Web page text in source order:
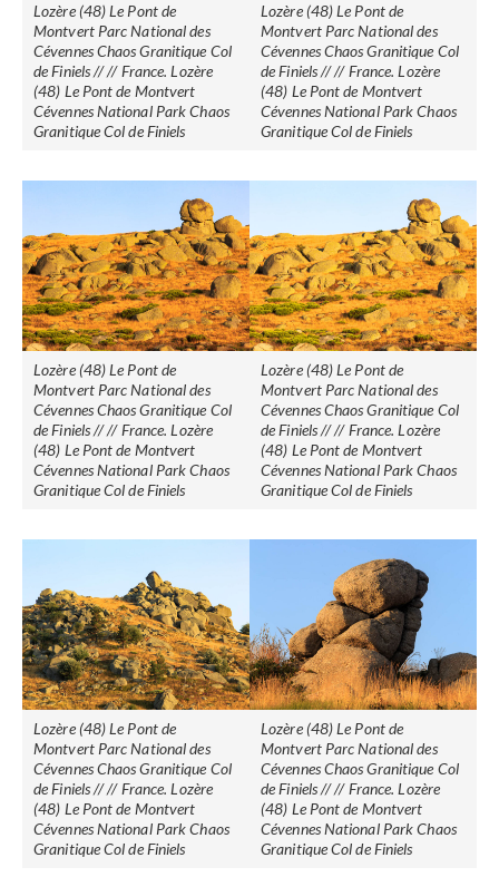
Lozère (48) Le Pont de
Montvert Parc National des
Cévennes Chaos Granitique Col
de Finiels // // France. Lozère
(48) Le Pont de Montvert
Cévennes National Park Chaos
Granitique Col de Finiels
Lozère (48) Le Pont de
Montvert Parc National des
Cévennes Chaos Granitique Col
de Finiels // // France. Lozère
(48) Le Pont de Montvert
Cévennes National Park Chaos
Granitique Col de Finiels
Lozère (48) Le Pont de
Montvert Parc National des
Cévennes Chaos Granitique Col
de Finiels // // France. Lozère
(48) Le Pont de Montvert
Cévennes National Park Chaos
Granitique Col de Finiels
Lozère (48) Le Pont de
Montvert Parc National des
Cévennes Chaos Granitique Col
de Finiels // // France. Lozère
(48) Le Pont de Montvert
Cévennes National Park Chaos
Granitique Col de Finiels
Lozère (48) Le Pont de
Montvert Parc National des
Cévennes Chaos Granitique Col
de Finiels // // France. Lozère
(48) Le Pont de Montvert
Cévennes National Park Chaos
Granitique Col de Finiels
Lozère (48) Le Pont de
Montvert Parc National des
Cévennes Chaos Granitique Col
de Finiels // // France. Lozère
(48) Le Pont de Montvert
Cévennes National Park Chaos
Granitique Col de Finiels